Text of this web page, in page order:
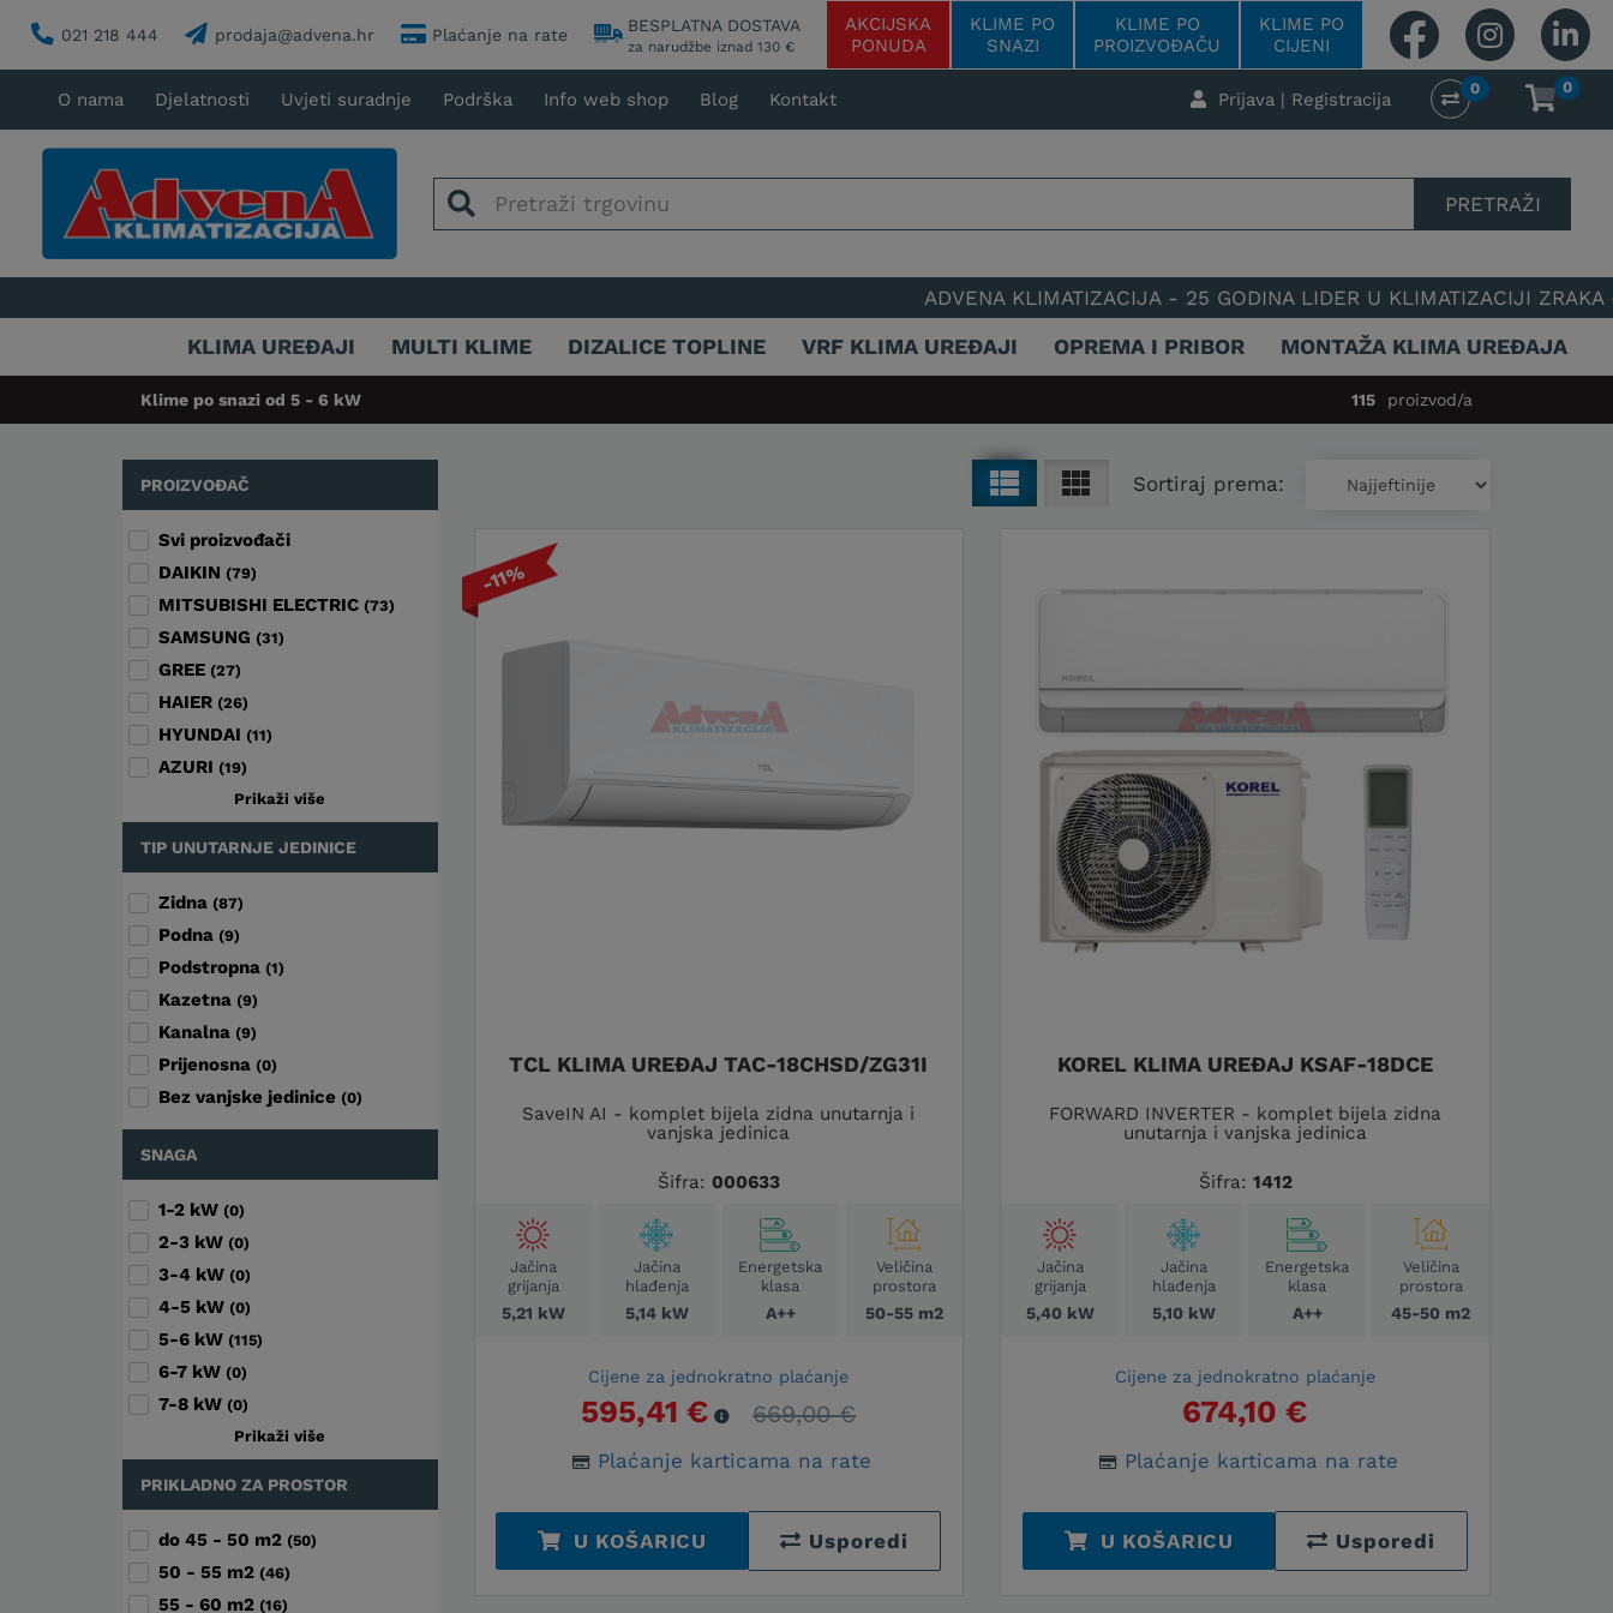
021 218 444 prodaja@advena.hr Plaćanje na rate
BESPLATNA DOSTAVA
za narudžbe iznad 130 €
AKCIJSKA
PONUDA
KLIME PO
SNAZI
KLIME PO
PROIZVOĐAČU
KLIME PO
CIJENI
O nama Djelatnosti Uvjeti suradnje Podrška Info web shop Blog Kontakt Prijava | Registracija
0 0
PRETRAŽI
ADVENA KLIMATIZACIJA - 25 GODINA LIDER U KLIMATIZACIJI ZRAKA - POUZDAN I
KLIMA UREĐAJI MULTI KLIME DIZALICE TOPLINE VRF KLIMA UREĐAJI OPREMA I PRIBOR MONTAŽA KLIMA UREĐAJA
Klime po snazi od 5 - 6 kW 115 proizvod/a
PROIZVOĐAČ
Svi proizvođači
DAIKIN (79)
MITSUBISHI ELECTRIC (73)
SAMSUNG (31)
GREE (27)
HAIER (26)
HYUNDAI (11)
AZURI (19)
Prikaži više
TIP UNUTARNJE JEDINICE
Zidna (87)
Podna (9)
Podstropna (1)
Kazetna (9)
Kanalna (9)
Prijenosna (0)
Bez vanjske jedinice (0)
SNAGA
1-2 kW (0)
2-3 kW (0)
3-4 kW (0)
4-5 kW (0)
5-6 kW (115)
6-7 kW (0)
7-8 kW (0)
Prikaži više
PRIKLADNO ZA PROSTOR
do 45 - 50 m2 (50)
50 - 55 m2 (46)
55 - 60 m2 (16)
Sortiraj prema:
-11%
TCL KLIMA UREĐAJ TAC-18CHSD/ZG31I
SaveIN AI - komplet bijela zidna unutarnja i
vanjska jedinica
Šifra: 000633
Jačina
grijanja
5,21 kW
Jačina
hlađenja
5,14 kW
Energetska
klasa
A++
Veličina
prostora
50-55 m2
Cijene za jednokratno plaćanje
595,41 € 669,00 €
Plaćanje karticama na rate
U KOŠARICU Usporedi
KOREL KLIMA UREĐAJ KSAF-18DCE
FORWARD INVERTER - komplet bijela zidna
unutarnja i vanjska jedinica
Šifra: 1412
Jačina
grijanja
5,40 kW
Jačina
hlađenja
5,10 kW
Energetska
klasa
A++
Veličina
prostora
45-50 m2
Cijene za jednokratno plaćanje
674,10 €
Plaćanje karticama na rate
U KOŠARICU Usporedi